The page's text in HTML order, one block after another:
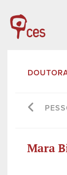
Mara